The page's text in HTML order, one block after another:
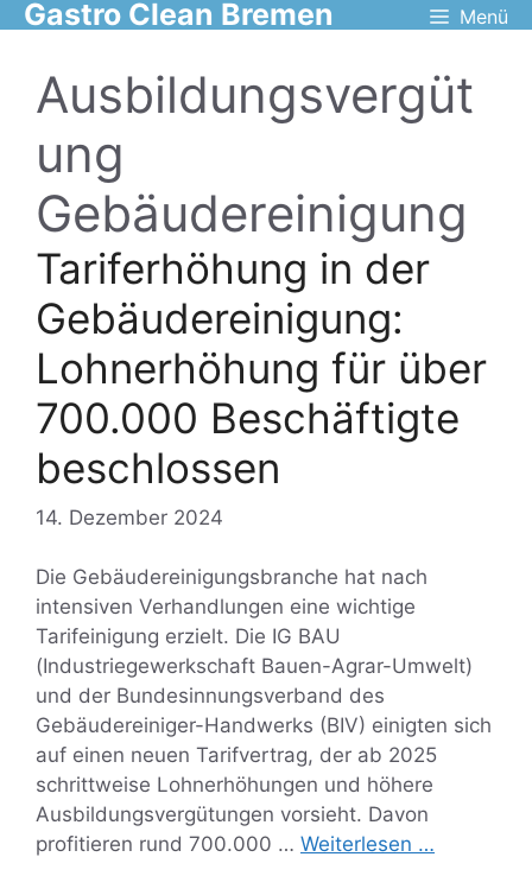
Zum
springen
Gastro Clean Bremen Menü
Ausbildungsvergüt
ung
Gebäudereinigung
Tariferhöhung in der
Gebäudereinigung:
Lohnerhöhung für über
700.000 Beschäftigte
beschlossen
14. Dezember 2024
Die Gebäudereinigungsbranche hat nach
intensiven Verhandlungen eine wichtige
Tarifeinigung erzielt. Die IG BAU
(Industriegewerkschaft Bauen-Agrar-Umwelt)
und der Bundesinnungsverband des
Gebäudereiniger-Handwerks (BIV) einigten sich
auf einen neuen Tarifvertrag, der ab 2025
schrittweise Lohnerhöhungen und höhere
Ausbildungsvergütungen vorsieht. Davon
profitieren rund 700.000 … Weiterlesen …